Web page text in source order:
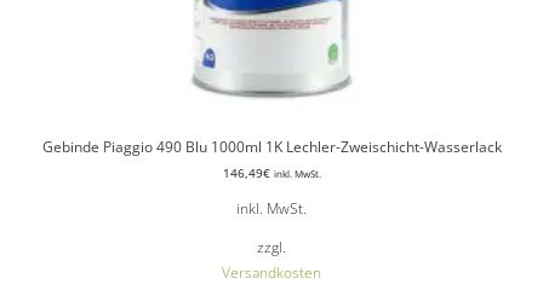
Gebinde Piaggio 490 Blu 1000ml 1K Lechler-Zweischicht-Wasserlack
146,49€ inkl. MwSt.
inkl. MwSt.
zzgl.
Versandkosten